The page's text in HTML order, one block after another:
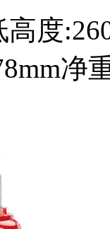
度